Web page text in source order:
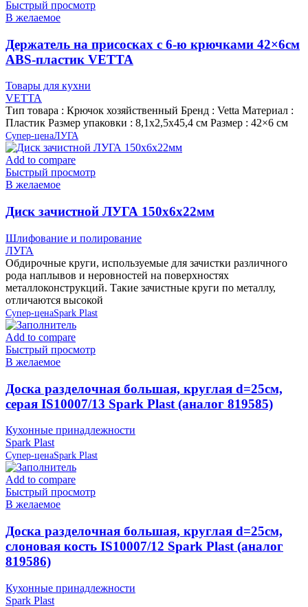
Быстрый просмотр
В желаемое
Держатель на присосках с 6-ю крючками 42×6см
ABS-пластик VETTA
Товары для кухни
VETTA
Тип товара : Крючок хозяйственный Бренд : Vetta Материал :
Пластик Размер упаковки : 8,1х2,5х45,4 см Размер : 42×6 см
Супер-ценаЛУГА
Add to compare
Быстрый просмотр
В желаемое
Диск зачистной ЛУГА 150х6х22мм
Шлифование и полирование
ЛУГА
Обдирочные круги, используемые для зачистки различного
рода наплывов и неровностей на поверхностях
металлоконструкций. Такие зачистные круги по металлу,
отличаются высокой
Супер-ценаSpark Plast
Add to compare
Быстрый просмотр
В желаемое
Доска разделочная большая, круглая d=25см,
серая IS10007/13 Spark Plast (аналог 819585)
Кухонные принадлежности
Spark Plast
Супер-ценаSpark Plast
Add to compare
Быстрый просмотр
В желаемое
Доска разделочная большая, круглая d=25см,
слоновая кость IS10007/12 Spark Plast (аналог
819586)
Кухонные принадлежности
Spark Plast